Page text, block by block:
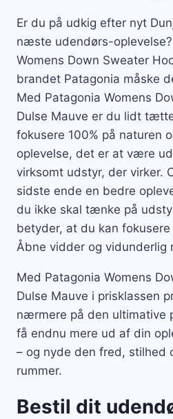
Er du på udkig efter nyt
næste udendørs-
Womens Down Sweater
brandet Patagonia måske
Med Patagonia Womens
Dulse Mauve er du lidt
fokusere 100% på naturen
oplevelse, det er at være
virksomt udstyr, der virker.
sidste ende en bedre
du ikke skal tænke på
betyder, at du kan
Åbne vidder og vidunderlig
Med Patagonia Womens
Dulse Mauve i prisklassen
nærmere på den ultimative
få endnu mere ud af din
– og nyde den fred, stilhed
rummer.
Bestil dit